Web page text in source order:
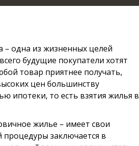
– одна из жизненных целей
будущие покупатели хотят
товар приятнее получать,
цен большинству
ипотеки, то есть взятия жилья в
жилье – имеет свои
процедуры заключается в